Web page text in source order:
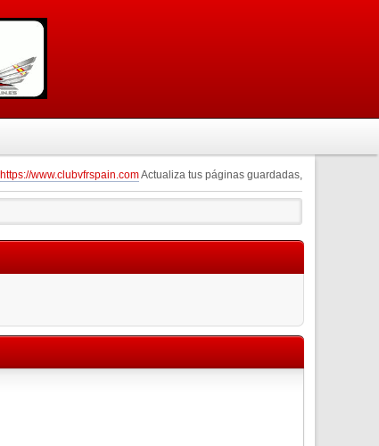
https://www.clubvfrspain.comActualiza tus páginas guardadas,